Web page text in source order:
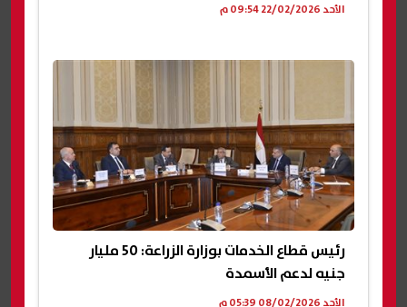
الأحد 22/02/2026 09:54 م
رئيس قطاع الخدمات بوزارة الزراعة: 50 مليار
جنيه لدعم الأسمدة
الأحد 08/02/2026 05:39 م